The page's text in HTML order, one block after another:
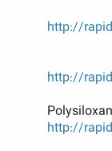
http://
http://
http://